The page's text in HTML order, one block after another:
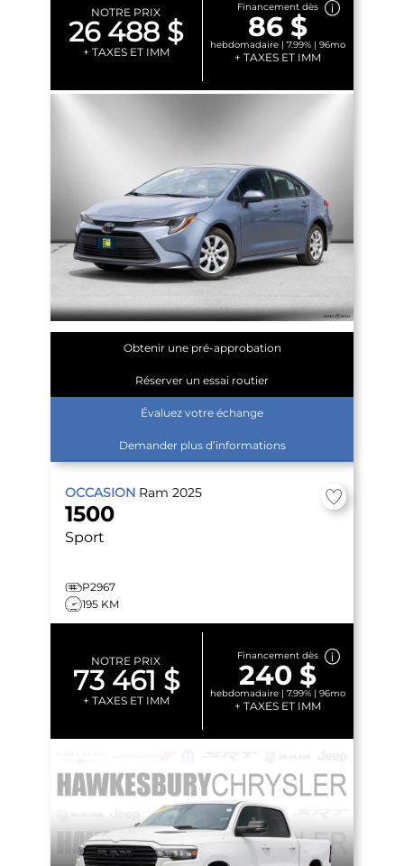
NOTRE PRIX
26 488 $
+ TAXES ET IMM
Financement dès
86 $
hebdomadaire | 7.99% | 96mo
+ TAXES ET IMM
Obtenir une pré-approbation
Réserver un essai routier
Évaluez votre échange
Demander plus d’informations
OCCASION Ram 2025
1500
Sport
P2967
195 KM
NOTRE PRIX
73 461 $
+ TAXES ET IMM
Financement dès
240 $
hebdomadaire | 7.99% | 96mo
+ TAXES ET IMM